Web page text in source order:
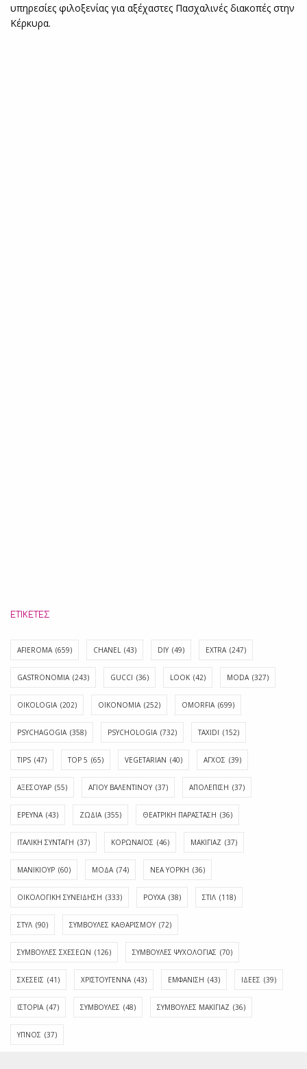
υπηρεσίες φιλοξενίας για αξέχαστες Πασχαλινές διακοπές στην
Κέρκυρα.
ΕΤΙΚΈΤΕΣ
AFIEROMA (659) CHANEL (43) DIY (49) EXTRA (247)
GASTRONOMIA (243) GUCCI (36) LOOK (42) MODA (327)
OIKOLOGIA (202) OIKONOMIA (252) OMORFIA (699)
PSYCHAGOGIA (358) PSYCHOLOGIA (732) TAXIDI (152)
TIPS (47) TOP 5 (65) VEGETARIAN (40) ΑΓΧΟΣ (39)
ΑΞΕΣΟΥΑΡ (55) ΑΓΊΟΥ ΒΑΛΕΝΤΊΝΟΥ (37) ΑΠΟΛΈΠΙΣΗ (37)
ΕΡΕΥΝΑ (43) ΖΩΔΙΑ (355) ΘΕΑΤΡΙΚΗ ΠΑΡΑΣΤΑΣΗ (36)
ΙΤΑΛΙΚΗ ΣΥΝΤΑΓΗ (37) ΚΟΡΩΝΑΪΟΣ (46) ΜΑΚΙΓΙΑΖ (37)
ΜΑΝΙΚΙΟΥΡ (60) ΜΟΔΑ (74) ΝΕΑ ΥΟΡΚΗ (36)
ΟΙΚΟΛΟΓΙΚΗ ΣΥΝΕΙΔΗΣΗ (333) ΡΟΥΧΑ (38) ΣΤΙΛ (118)
ΣΤΥΛ (90) ΣΥΜΒΟΥΛΕΣ ΚΑΘΑΡΙΣΜΟΥ (72)
ΣΥΜΒΟΥΛΕΣ ΣΧΕΣΕΩΝ (126) ΣΥΜΒΟΥΛΕΣ ΨΥΧΟΛΟΓΙΑΣ (70)
ΣΧΕΣΕΙΣ (41) ΧΡΙΣΤΟΥΓΕΝΝΑ (43) ΕΜΦΆΝΙΣΗ (43) ΙΔΈΕΣ (39)
ΙΣΤΟΡΊΑ (47) ΣΥΜΒΟΥΛΈΣ (48) ΣΥΜΒΟΥΛΈΣ ΜΑΚΙΓΙΆΖ (36)
ΎΠΝΟΣ (37)